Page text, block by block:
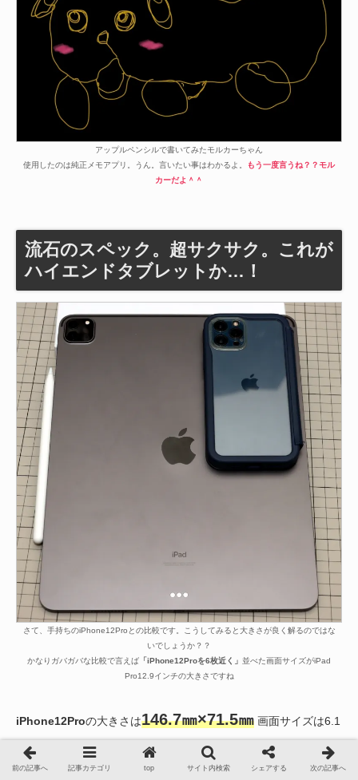
アップルペンシルで書いてみたモルカーちゃん
使用したのは純正メモアプリ。うん。言いたい事はわかるよ。
もう一度言うね？？モル
カーだよ＾＾
流石のスペック。超サクサク。これが
ハイエンドタブレットか…！
さて、手持ちのiPhone12Proとの比較です。こうしてみると大きさが良く解るのではな
いでしょうか？？
かなりガバガバな比較で言えば 「iPhone12Proを6枚近く」 並べた画面サイズがiPad
Pro12.9インチの大きさですね
iPhone12Proの大きさは146.7㎜×71.5㎜ 画面サイズは6.1
インチ
iPadPro12.9インチ の大きさは 247.6㎜×178.5㎜ 画面サイ
前の記事へ 記事カテゴリ top サイト内検索 シェアする 次の記事へ